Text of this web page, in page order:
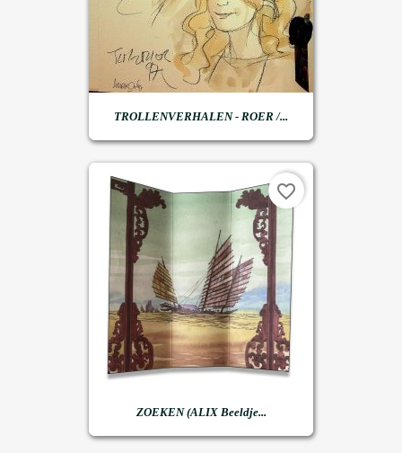
TROLLENVERHALEN - ROER /...
ZOEKEN (ALIX Beeldje...
favorite_border